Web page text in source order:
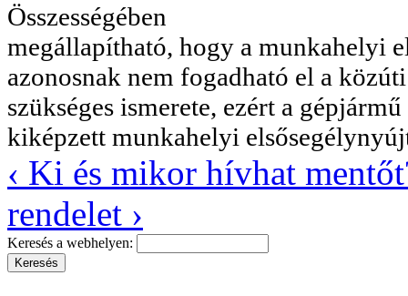
Összességében
megállapítható, hogy a munkahelyi
azonosnak nem fogadható el a
szükséges ismerete, ezért a
kiképzett munkahelyi
‹ Ki és mikor hívhat
rendelet ›
Keresés a webhelyen: